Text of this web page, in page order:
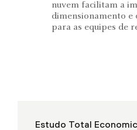
nuvem facilitam a
dimensionamento e
para as equipes de
Estudo Total